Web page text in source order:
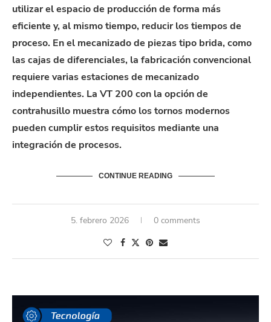
utilizar el espacio de producción de forma más
eficiente y, al mismo tiempo, reducir los tiempos de
proceso. En el mecanizado de piezas tipo brida, como
las cajas de diferenciales, la fabricación convencional
requiere varias estaciones de mecanizado
independientes. La VT 200 con la opción de
contrahusillo muestra cómo los tornos modernos
pueden cumplir estos requisitos mediante una
integración de procesos.
CONTINUE READING
5. febrero 2026 0 comments